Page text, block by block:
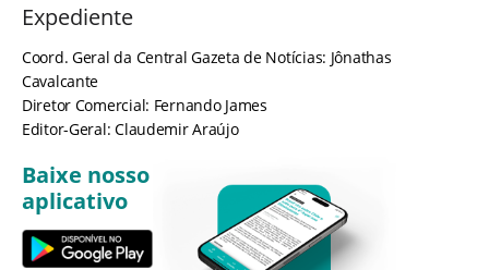
Expediente
Coord. Geral da Central Gazeta de Notícias: Jônathas
Cavalcante
Diretor Comercial: Fernando James
Editor-Geral: Claudemir Araújo
Baixe nosso
aplicativo